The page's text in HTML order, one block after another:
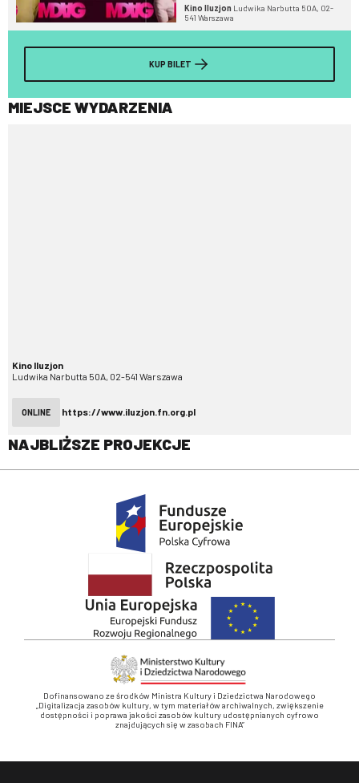
Kino Iluzjon Ludwika Narbutta 50A, 02-
541 Warszawa
KUP BILET
MIEJSCE WYDARZENIA
Kino Iluzjon
Ludwika Narbutta 50A, 02-541 Warszawa
ONLINE https://www.iluzjon.fn.org.pl
NAJBLIŻSZE PROJEKCJE
Dofinansowano ze środków Ministra Kultury i Dziedzictwa Narodowego
„Digitalizacja zasobów kultury, w tym materiałów archiwalnych, zwiększenie
dostępności i poprawa jakości zasobów kultury udostępnianych cyfrowo
znajdujących się w zasobach FINA”